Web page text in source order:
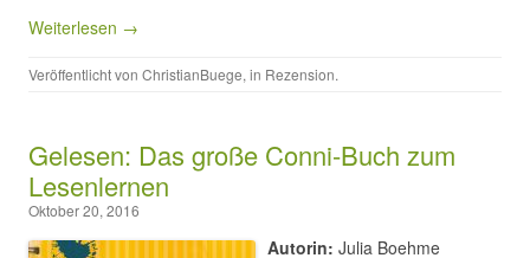
Weiterlesen →
Veröffentlicht von ChristianBuege, in Rezension.
Gelesen: Das große Conni-Buch zum
Lesenlernen
Oktober 20, 2016
Autorin: Julia Boehme